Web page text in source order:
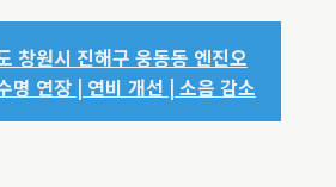
창원시 진해구 웅동동 엔진오
명 연장 | 연비 개선 | 소음 감소